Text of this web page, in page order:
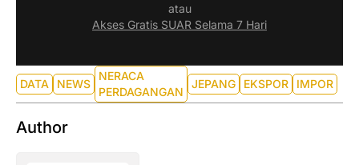
atau
Akses Gratis SUAR Selama 7 Hari
DATA NEWS
NERACA
PERDAGANGAN
JEPANG EKSPOR IMPOR
Author